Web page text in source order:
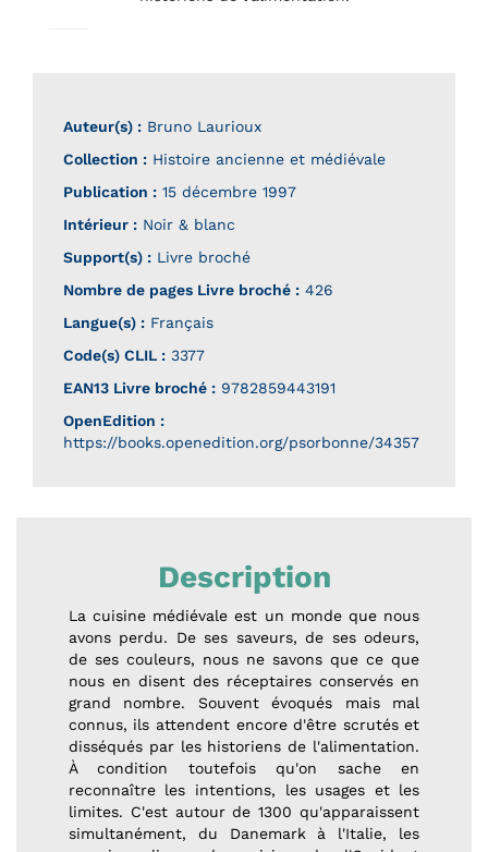
Auteur(s) : Bruno Laurioux
Collection : Histoire ancienne et médiévale
Publication : 15 décembre 1997
Intérieur : Noir & blanc
Support(s) : Livre broché
Nombre de pages Livre broché : 426
Langue(s) : Français
Code(s) CLIL : 3377
EAN13 Livre broché : 9782859443191
OpenEdition :
https://books.openedition.org/psorbonne/34357
Description
La cuisine médiévale est un monde que nous
avons perdu. De ses saveurs, de ses odeurs,
de ses couleurs, nous ne savons que ce que
nous en disent des réceptaires conservés en
grand nombre. Souvent évoqués mais mal
connus, ils attendent encore d'être scrutés et
disséqués par les historiens de l'alimentation.
À condition toutefois qu'on sache en
reconnaître les intentions, les usages et les
limites. C'est autour de 1300 qu'apparaissent
simultanément, du Danemark à l'Italie, les